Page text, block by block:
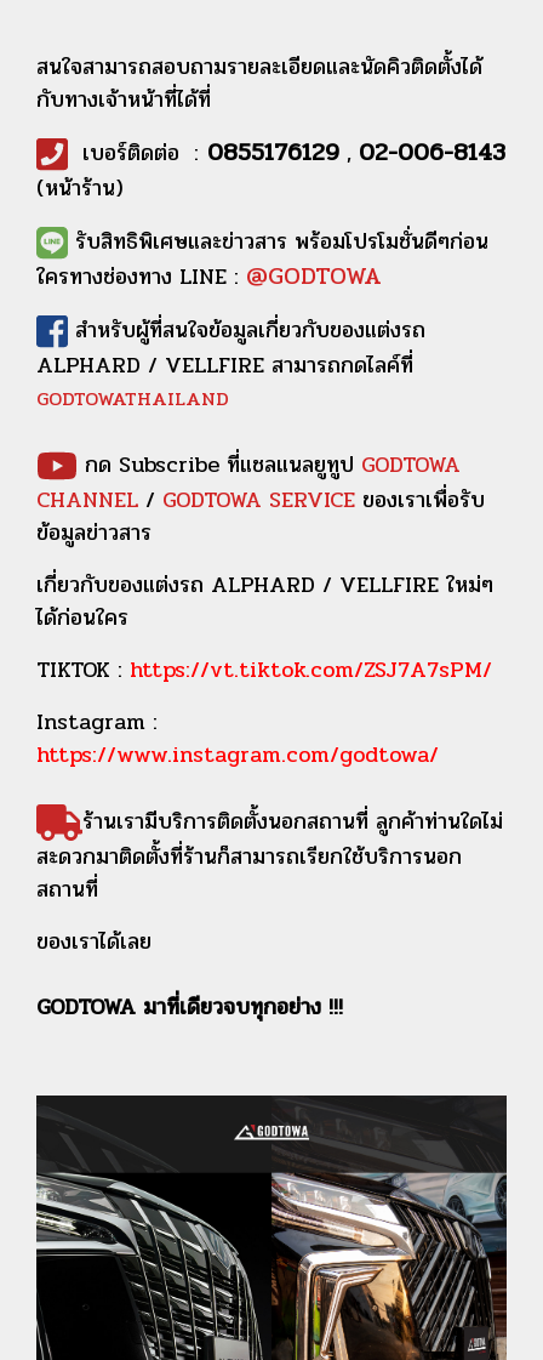
สนใจสามารถสอบถามรายละเอียดและนัดคิวติดตั้งได้
กับทางเจ้าหน้าที่ได้ที่
เบอร์ติดต่อ : 0855176129 , 02-006-8143
(หน้าร้าน)
รับสิทธิพิเศษและข่าวสาร พร้อมโปรโมชั่นดีๆก่อน
ใครทางช่องทาง LINE : @GODTOWA
สำหรับผู้ที่สนใจข้อมูลเกี่ยวกับของแต่งรถ
ALPHARD / VELLFIRE สามารถกดไลค์ที่
GODTOWATHAILAND
กด Subscribe ที่แชลแนลยูทูป GODTOWA
CHANNEL / GODTOWA SERVICE ของเราเพื่อรับ
ข้อมูลข่าวสาร
เกี่ยวกับของแต่งรถ ALPHARD / VELLFIRE ใหม่ๆ
ได้ก่อนใคร
TIKTOK : https://vt.tiktok.com/ZSJ7A7sPM/
Instagram :
https://www.instagram.com/godtowa/
ร้านเรามีบริการติดตั้งนอกสถานที่ ลูกค้าท่านใดไม่
สะดวกมาติดตั้งที่ร้านก็สามารถเรียกใช้บริการนอก
สถานที่
ของเราได้เลย
GODTOWA มาที่เดียวจบทุกอย่าง !!!